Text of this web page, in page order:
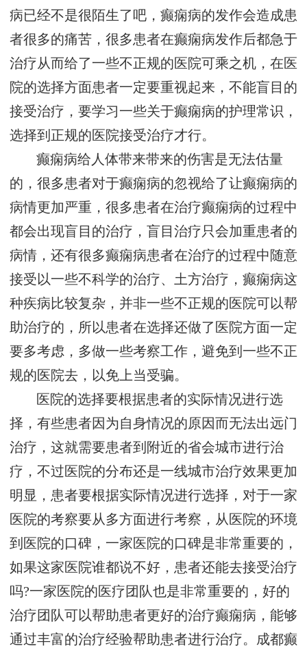
病已经不是很陌生了吧，癫痫病的发作会造成患
者很多的痛苦，很多患者在癫痫病发作后都急于
治疗从而给了一些不正规的医院可乘之机，在医
院的选择方面患者一定要重视起来，不能盲目的
接受治疗，要学习一些关于癫痫病的护理常识，
选择到正规的医院接受治疗才行。
癫痫病给人体带来带来的伤害是无法估量
的，很多患者对于癫痫病的忽视给了让癫痫病的
病情更加严重，很多患者在治疗癫痫病的过程中
都会出现盲目的治疗，盲目治疗只会加重患者的
病情，还有很多癫痫病患者在治疗的过程中随意
接受以一些不科学的治疗、土方治疗，癫痫病这
种疾病比较复杂，并非一些不正规的医院可以帮
助治疗的，所以患者在选择还做了医院方面一定
要多考虑，多做一些考察工作，避免到一些不正
规的医院去，以免上当受骗。
医院的选择要根据患者的实际情况进行选
择，有些患者因为自身情况的原因而无法出远门
治疗，这就需要患者到附近的省会城市进行治
疗，不过医院的分布还是一线城市治疗效果更加
明显，患者要根据实际情况进行选择，对于一家
医院的考察要从多方面进行考察，从医院的环境
到医院的口碑，一家医院的口碑是非常重要的，
如果这家医院谁都说不好，患者还能去接受治疗
吗?一家医院的医疗团队也是非常重要的，好的
治疗团队可以帮助患者更好的治疗癫痫病，能够
通过丰富的治疗经验帮助患者进行治疗。 成都癫